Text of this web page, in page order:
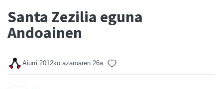
Santa Zezilia eguna
Andoainen
Aiurri 2012ko azaroaren 26a